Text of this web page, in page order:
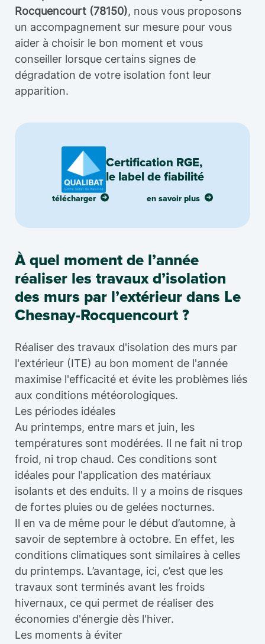
Rocquencourt (78150), nous vous proposons
un accompagnement sur mesure pour vous
aider à choisir le bon moment et vous
conseiller lorsque certains signes de
dégradation de votre isolation font leur
apparition.
Certification RGE,
le label de fiabilité
télécharger en savoir plus
À quel moment de l’année
réaliser les travaux d’isolation
des murs par l’extérieur dans Le
Chesnay-Rocquencourt ?
Réaliser des travaux d'isolation des murs par
l'extérieur (ITE) au bon moment de l'année
maximise l'efficacité et évite les problèmes liés
aux conditions météorologiques.
Les périodes idéales
Au printemps, entre mars et juin, les
températures sont modérées. Il ne fait ni trop
froid, ni trop chaud. Ces conditions sont
idéales pour l'application des matériaux
isolants et des enduits. Il y a moins de risques
de fortes pluies ou de gelées nocturnes.
Il en va de même pour le début d’automne, à
savoir de septembre à octobre. En effet, les
conditions climatiques sont similaires à celles
du printemps. L’avantage, ici, c’est que les
travaux sont terminés avant les froids
hivernaux, ce qui permet de réaliser des
économies d'énergie dès l'hiver.
Les moments à éviter